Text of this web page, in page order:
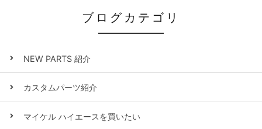
ブログカテゴリ
NEW PARTS 紹介
カスタムパーツ紹介
マイケル ハイエースを買いたい